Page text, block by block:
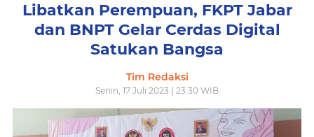
Libatkan Perempuan, FKPT Jabar
dan BNPT Gelar Cerdas Digital
Satukan Bangsa
Tim Redaksi
Senin, 17 Juli 2023 | 23:30 WIB